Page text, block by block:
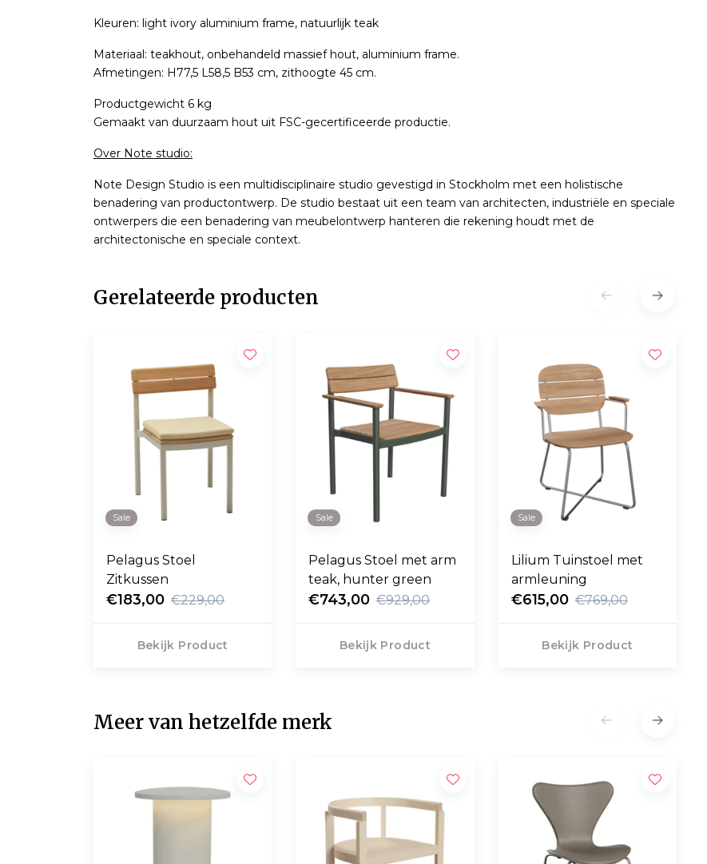
Kleuren: light ivory aluminium frame, natuurlijk teak
Materiaal: teakhout, onbehandeld massief hout, aluminium frame.
Afmetingen: H77,5 L58,5 B53 cm, zithoogte 45 cm.
Productgewicht 6 kg
Gemaakt van duurzaam hout uit FSC-gecertificeerde productie.
Over Note studio:
Note Design Studio is een multidisciplinaire studio gevestigd in Stockholm met een holistische
benadering van productontwerp. De studio bestaat uit een team van architecten, industriële en speciale
ontwerpers die een benadering van meubelontwerp hanteren die rekening houdt met de
architectonische en speciale context.
Gerelateerde producten
Sale
Pelagus Stoel
Zitkussen
€183,00 €229,00
Bekijk Product
Sale
Pelagus Stoel met arm
teak, hunter green
€743,00 €929,00
Bekijk Product
Sale
Lilium Tuinstoel met
armleuning
€615,00 €769,00
Bekijk Product
Meer van hetzelfde merk